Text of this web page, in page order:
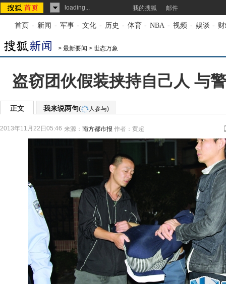
loading... 我的搜狐 邮件
首页 - 新闻 - 军事 - 文化 - 历史 - 体育 - NBA - 视频 - 娱谈 -
> 最新要闻 > 世态万象
盗窃团伙假装挟持自己人 与
正文 我来说两句( 人参与)
2013年11月22日05:46 来源： 南方都市报 作者：黄超